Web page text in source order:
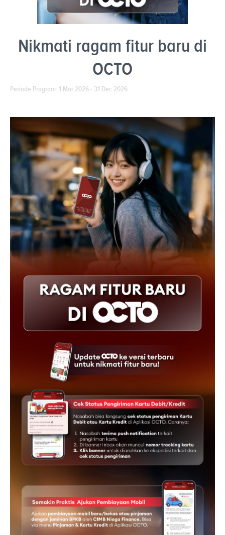
Nikmati ragam fitur baru di
OCTO
Periode Program: 1 Mar 2026 - 31 Dec 2026